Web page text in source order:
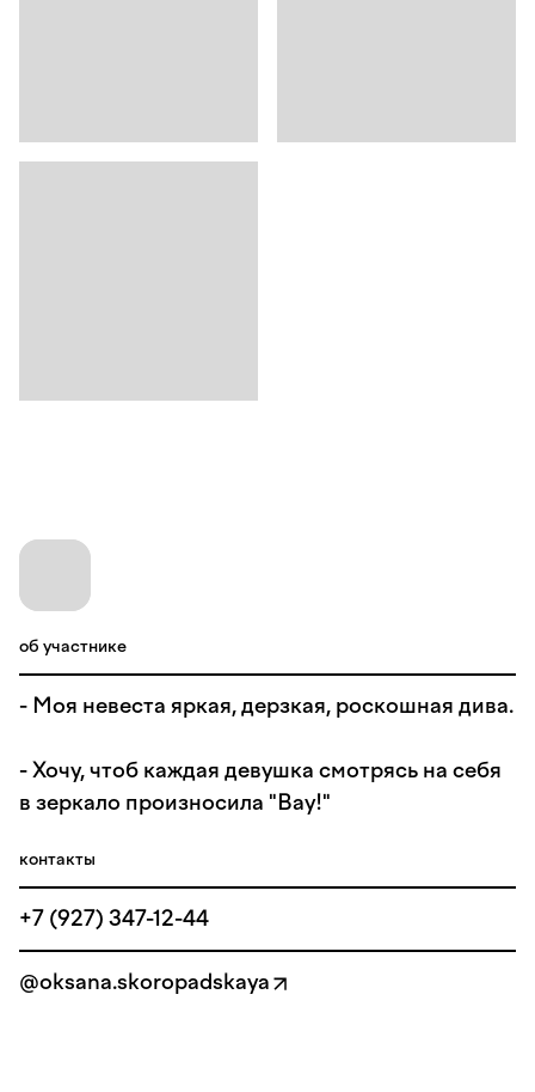
об участнике
- Моя невеста яркая, дерзкая, роскошная дива.
- Хочу, чтоб каждая девушка смотрясь на себя
в зеркало произносила "Вау!"
контакты
+7 (927) 347-12-44
@oksana.skoropadskaya